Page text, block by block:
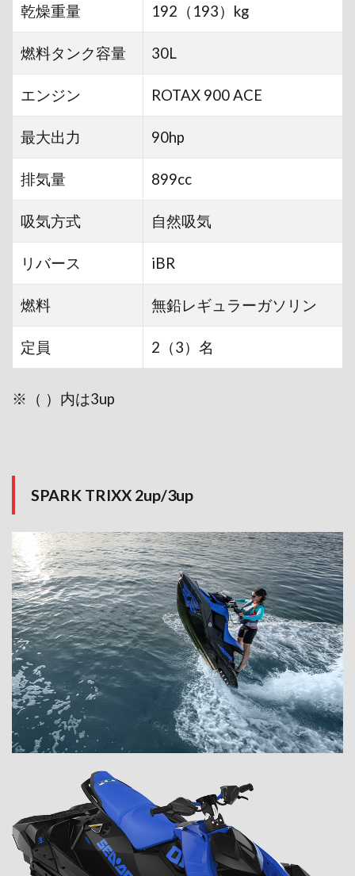
乾燥重量 192（193）kg
燃料タンク容量 30L
エンジン ROTAX 900 ACE
最大出力 90hp
排気量 899cc
吸気方式 自然吸気
リバース iBR
燃料 無鉛レギュラーガソリン
定員 2（3）名
※（ ）内は3up
SPARK TRIXX 2up/3up